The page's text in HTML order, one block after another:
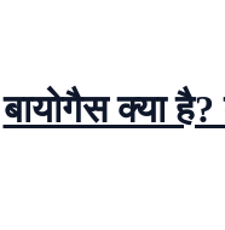
बायोगैस क्या